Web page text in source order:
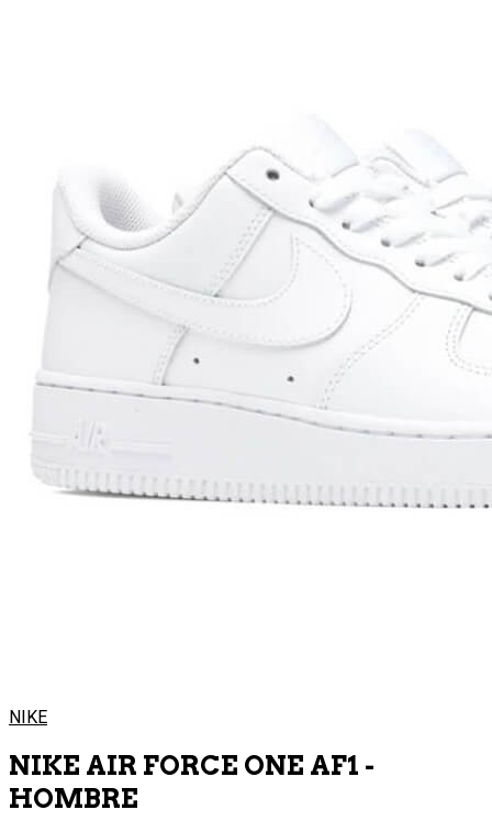
NIKE
NIKE AIR FORCE ONE AF1 -
HOMBRE